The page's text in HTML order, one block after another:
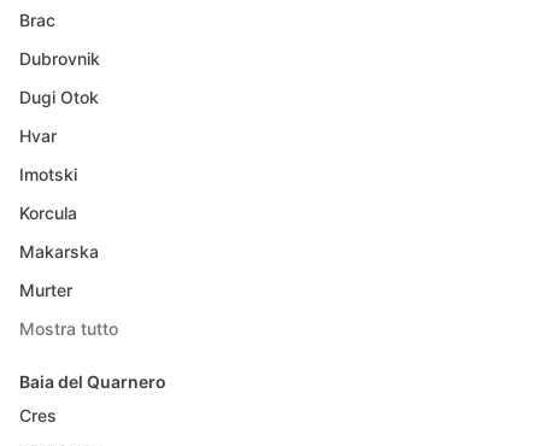
Brac
Dubrovnik
Dugi Otok
Hvar
Imotski
Korcula
Makarska
Murter
Mostra tutto
Baia del Quarnero
Cres